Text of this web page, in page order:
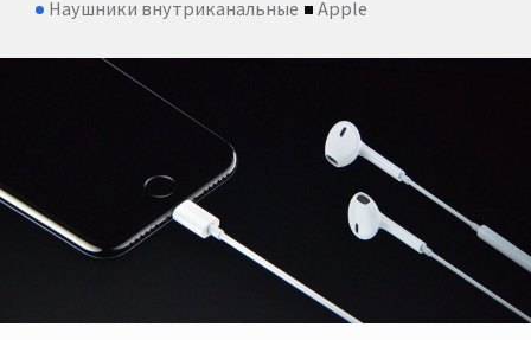
Наушники внутриканальные Apple